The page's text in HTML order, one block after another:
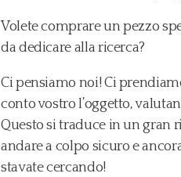
Volete comprare un pezzo
da dedicare alla ricerca?
Ci pensiamo noi! Ci
conto vostro l’oggetto,
Questo si traduce in un gran
andare a colpo sicuro e
stavate cercando!